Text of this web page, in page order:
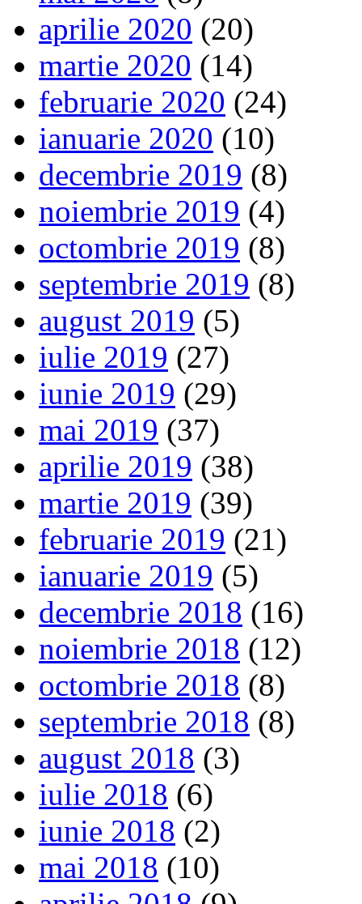
aprilie 2020 (20)
martie 2020 (14)
februarie 2020 (24)
ianuarie 2020 (10)
decembrie 2019 (8)
noiembrie 2019 (4)
octombrie 2019 (8)
septembrie 2019 (8)
august 2019 (5)
iulie 2019 (27)
iunie 2019 (29)
mai 2019 (37)
aprilie 2019 (38)
martie 2019 (39)
februarie 2019 (21)
ianuarie 2019 (5)
decembrie 2018 (16)
noiembrie 2018 (12)
octombrie 2018 (8)
septembrie 2018 (8)
august 2018 (3)
iulie 2018 (6)
iunie 2018 (2)
mai 2018 (10)